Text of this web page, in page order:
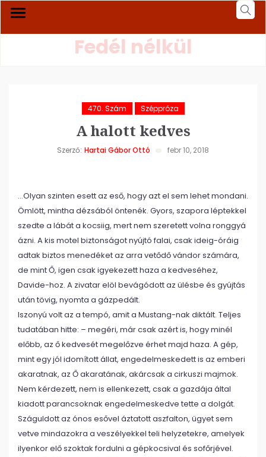
Fedél nélkül
470. Szám Széppróza
A halott kedves
Szerző: Hartai Gábor Ottó febr 10, 2018
…Olyan szinten esett az eső, hogy azt el sem lehet mondani.
Ömlött, mintha dézsából öntenék. Gyors, szapora léptekkel
szedte a lábát a kocsiig, mert nem szeretett volna ronggyá
ázni. A kis motel biztonságot nyújtó falai, csak ideig-óráig
adtak biztos menedéket az arra vetődő vándor számára,
de mint Ő, igen csak igyekezett haza a kedveséhez,
Davide-hoz. A zivatar elöl bevágódott az ülésbe és gyújtás
után tövig, nyomta a gázpedált.
Iszonyú volt az a tempó, amit a Mustang-nak diktált. Teljes
tudatában hitte: – megéri, már csak azért is, hogy minél
előbb, az ő kedvesét megelőzve érhet majd haza. A gép,
mint egy jól idomított állat, engedelmeskedett is az emberi
akaratnak, az Ő akaratának, akárcsak a cirkuszi majmok.
Nem kérdezett, nem is ellenkezett, csak a gazdája által
kiadott parancsoknak engedelmeskedve tette a dolgát.
Száguldott az ónos esővel áztatott aszfalton, ügyet sem
vetve mindazokra a veszélyekkel teli helyzetekre, amelyek
ilyenkor elő szoktak fordulni a gépkocsival és sofőrjével.